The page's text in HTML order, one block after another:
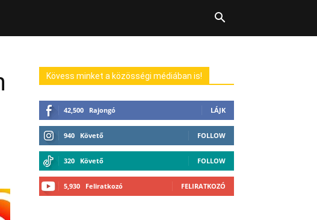
Kövess minket a közösségi médiában is!
42,500 Rajongó LÁJK
940 Követő FOLLOW
320 Követő FOLLOW
5,930 Feliratkozó FELIRATKOZÓ